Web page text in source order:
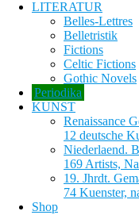
LITERATUR
Belles-Lettres
Belletristik
Fictions
Celtic Fictions
Gothic Novels
Periodika
KUNST
Renaissance
12 deutsche
Niederlaend.
169 Artists,
19. Jhrdt.
74 Kuenster,
Shop